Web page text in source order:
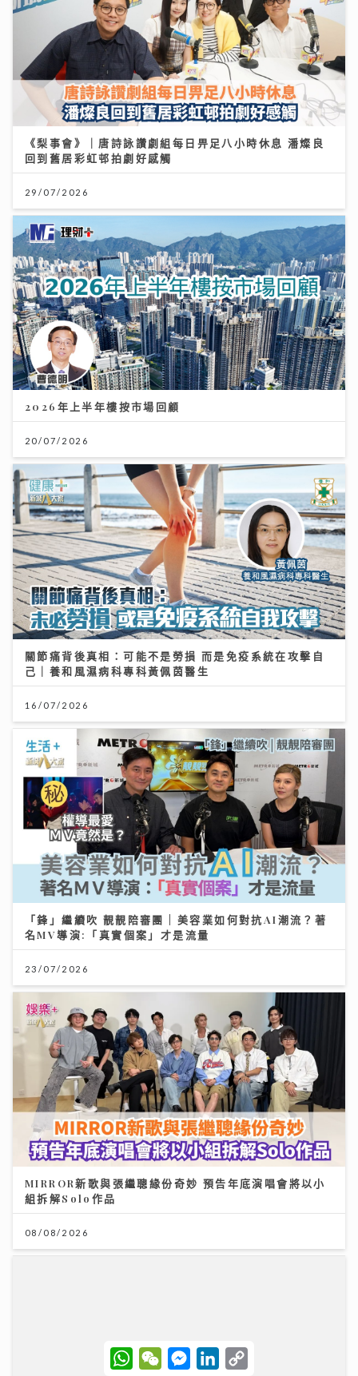
《梨事會》｜唐詩詠讚劇組每日畀足八小時休息 潘燦良
回到舊居彩虹邨拍劇好感觸
29/07/2026
2026年上半年樓按市場回顧
20/07/2026
關節痛背後真相：可能不是勞損 而是免疫系統在攻擊自
己｜養和風濕病科專科黃佩茵醫生
16/07/2026
「鋒」繼續吹 靚靚陪審團 | 美容業如何對抗AI潮流？著
名MV導演:「真實個案」才是流量
23/07/2026
MIRROR新歌與張繼聰緣份奇妙 預告年底演唱會將以小
組拆解Solo作品
08/08/2026
W
h
W
e
M
e
L